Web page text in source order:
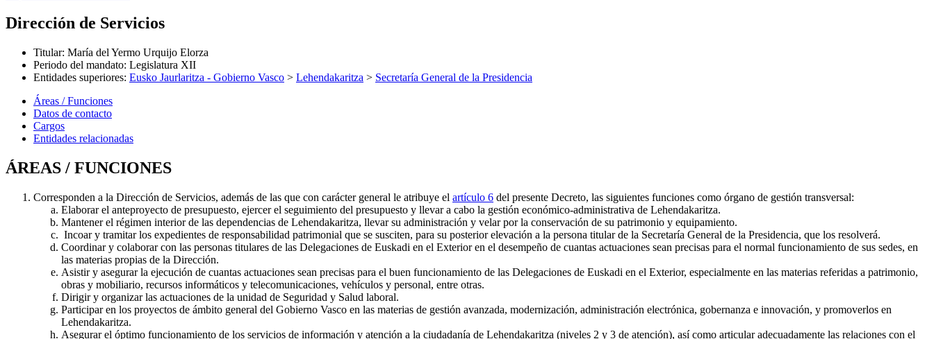
Dirección de Servicios
Titular: María del Yermo Urquijo Elorza
Periodo del mandato: Legislatura XII
Entidades superiores: Eusko Jaurlaritza - Gobierno Vasco > Lehendakaritza > Secretaría General de la Presidencia
Áreas / Funciones
Datos de contacto
Cargos
Entidades relacionadas
ÁREAS / FUNCIONES
Corresponden a la Dirección de Servicios, además de las que con carácter general le atribuye el artículo 6 del presente Decreto, las siguientes funciones como órgano de gestión transversal:
Elaborar el anteproyecto de presupuesto, ejercer el seguimiento del presupuesto y llevar a cabo la gestión económico-administrativa de Lehendakaritza.
Mantener el régimen interior de las dependencias de Lehendakaritza, llevar su administración y velar por la conservación de su patrimonio y equipamiento.
Incoar y tramitar los expedientes de responsabilidad patrimonial que se susciten, para su posterior elevación a la persona titular de la Secretaría General de la Presidencia, que los resolverá.
Coordinar y colaborar con las personas titulares de las Delegaciones de Euskadi en el Exterior en el desempeño de cuantas actuaciones sean precisas para el normal funcionamiento de sus sedes, en
las materias propias de la Dirección.
Asistir y asegurar la ejecución de cuantas actuaciones sean precisas para el buen funcionamiento de las Delegaciones de Euskadi en el Exterior, especialmente en las materias referidas a patrimonio,
obras y mobiliario, recursos informáticos y telecomunicaciones, vehículos y personal, entre otras.
Dirigir y organizar las actuaciones de la unidad de Seguridad y Salud laboral.
Participar en los proyectos de ámbito general del Gobierno Vasco en las materias de gestión avanzada, modernización, administración electrónica, gobernanza e innovación, y promoverlos en
Lehendakaritza.
Asegurar el óptimo funcionamiento de los servicios de información y atención a la ciudadanía de Lehendakaritza (niveles 2 y 3 de atención), así como articular adecuadamente las relaciones con el